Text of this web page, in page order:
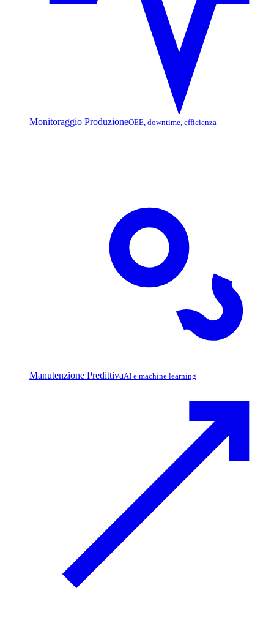
Monitoraggio ProduzioneOEE, downtime, efficienza
Manutenzione PredittivaAI e machine learning